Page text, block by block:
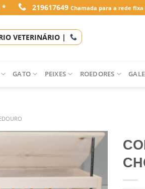
* 219617649 Chamada para a rede
VETERINÁRIO |
GATO PEIXES ROEDORES